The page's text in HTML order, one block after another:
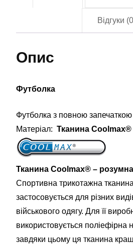
Відгуки
Опис
Футболка
Футболка з повною
Матеріал: Тканина Coolmax®
Тканина Coolmax® –
Спортивна трикотажна
застосовується для різних
військового одягу. Для її
використовується поліефірна
завдяки цьому ця тканина